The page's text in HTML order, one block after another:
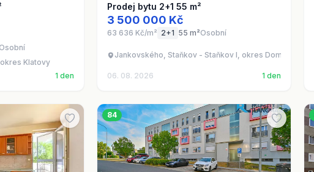
Osobní
Klatovy
1 den
Prodej bytu 2+1 55 m²
3 500 000 Kč
63 636 Kč/m² 2+1 55 m²Osobní
Jankovského, Staňkov - Staňkov I, okres Domažlice
06. 08. 2026 1 den
84